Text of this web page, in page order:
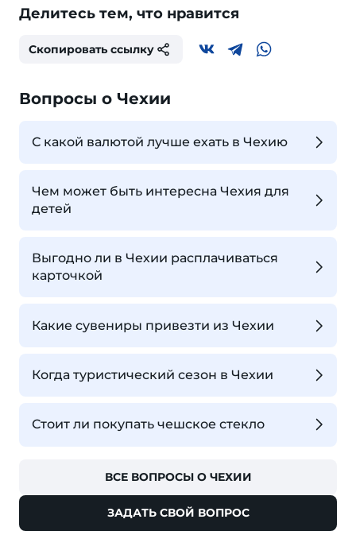
Делитесь тем, что нравится
Скопировать ссылку
Вопросы о Чехии
С какой валютой лучше ехать в Чехию
Чем может быть интересна Чехия для
детей
Выгодно ли в Чехии расплачиваться
карточкой
Какие сувениры привезти из Чехии
Когда туристический сезон в Чехии
Стоит ли покупать чешское стекло
ВСЕ ВОПРОСЫ О ЧЕХИИ
ЗАДАТЬ СВОЙ ВОПРОС